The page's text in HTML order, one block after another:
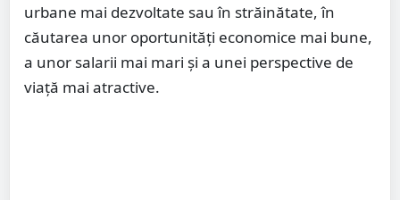
urbane mai dezvoltate sau în străinătate, în
căutarea unor oportunități economice mai bune,
a unor salarii mai mari și a unei perspective de
viață mai atractive.